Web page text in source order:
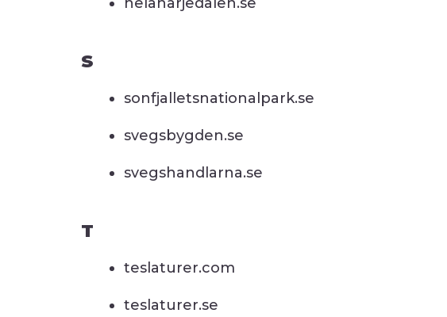
S
sonfjalletsnationalpark.se
svegsbygden.se
svegshandlarna.se
T
teslaturer.com
teslaturer.se